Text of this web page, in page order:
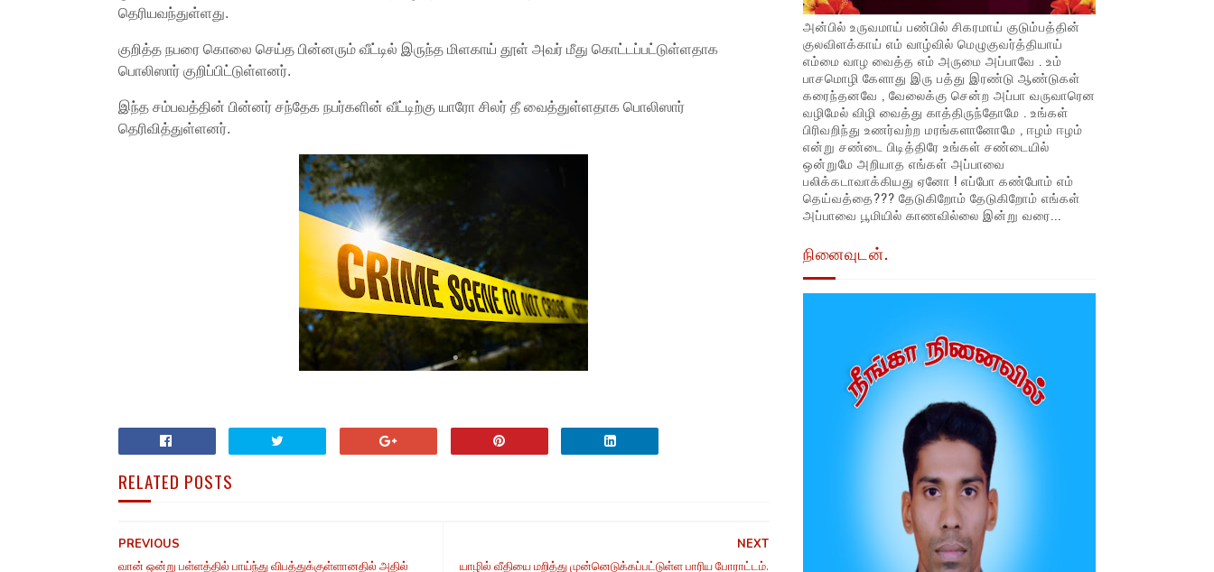
தெரியவந்துள்ளது.
குறித்த நபரை கொலை செய்த பின்னரும் வீட்டில் இருந்த மிளகாய் தூள் அவர் மீது கொட்டப்பட்டுள்ளதாக
பொலிஸார் குறிப்பிட்டுள்ளனர்.
இந்த சம்பவத்தின் பின்னர் சந்தேக நபர்களின் வீட்டிற்கு யாரோ சிலர் தீ வைத்துள்ளதாக பொலிஸார்
தெரிவித்துள்ளனர்.
RELATED POSTS
NEXT
யாழில் வீதியை மறித்து முன்னெடுக்கப்பட்டுள்ள பாரிய போராட்டம்.
PREVIOUS
வான் ஒன்று பள்ளத்தில் பாய்ந்து விபத்துக்குள்ளானதில் அதில்
அன்பில் உருவமாய் பண்பில் சிகரமாய் குடும்பத்தின்
குலவிளக்காய் எம் வாழ்வில் மெழுகுவர்த்தியாய்
எம்மை வாழ வைத்த எம் அருமை அப்பாவே . உம்
பாசமொழி கேளாது இரு பத்து இரண்டு ஆண்டுகள்
கரைந்தனவே , வேலைக்கு சென்ற அப்பா வருவாரென
வழிமேல் விழி வைத்து காத்திருந்தோமே . உங்கள்
பிரிவறிந்து உணர்வற்ற மரங்களானோமே , ஈழம் ஈழம்
என்று சண்டை பிடித்திரே உங்கள் சண்டையில்
ஒன்றுமே அறியாத எங்கள் அப்பாவை
பலிக்கடாவாக்கியது ஏனோ ! எப்போ கண்போம் எம்
தெய்வத்தை??? தேடுகிறோம் தேடுகிறோம் எங்கள்
அப்பாவை பூமியில் காணவில்லை இன்று வரை...
நினைவுடன்.